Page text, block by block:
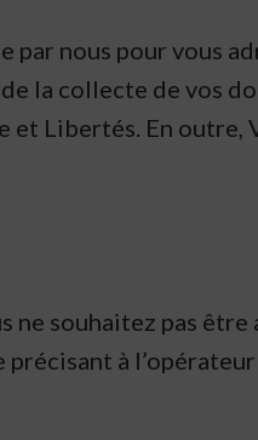
nous pour vous
la collecte de vos
Libertés. En outre,
ne souhaitez pas
à l’opérateur